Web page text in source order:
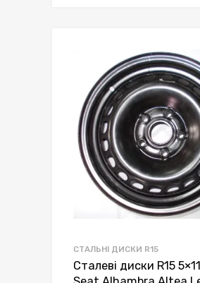
СТАЛЬНІ ДИСКИ R15
Сталеві диски R15